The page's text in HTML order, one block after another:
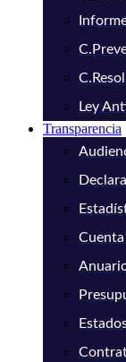
Ley
Transparencia